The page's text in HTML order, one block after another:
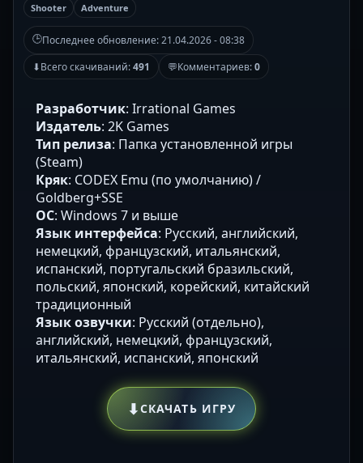
Shooter
Adventure
🕒Последнее обновление:21.04.2026 - 08:38
⬇Всего скачиваний:491 💬Комментариев:0
Разработчик: Irrational Games
Издатель: 2K Games
Тип релиза: Папка установленной игры
(Steam)
Кряк: CODEX Emu (по умолчанию) /
Goldberg+SSE
ОС: Windows 7 и выше
Язык интерфейса: Русский, английский,
немецкий, французский, итальянский,
испанский, португальский бразильский,
польский, японский, корейский, китайский
традиционный
Язык озвучки: Русский (отдельно),
английский, немецкий, французский,
итальянский, испанский, японский
⬇СКАЧАТЬ ИГРУ